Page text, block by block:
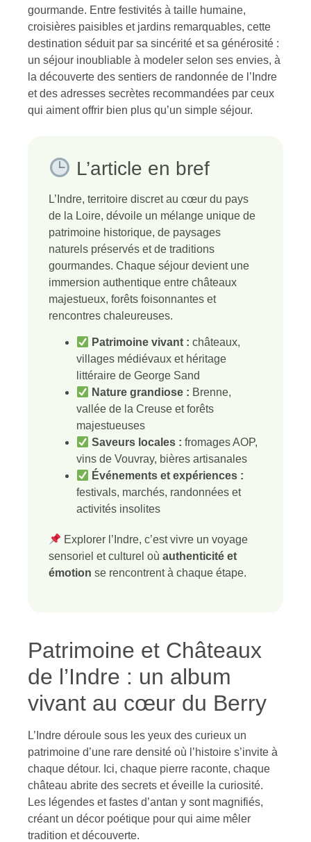
gourmande. Entre festivités à taille humaine,
croisières paisibles et jardins remarquables, cette
destination séduit par sa sincérité et sa générosité :
un séjour inoubliable à modeler selon ses envies, à
la découverte des sentiers de randonnée de l’Indre
et des adresses secrètes recommandées par ceux
qui aiment offrir bien plus qu’un simple séjour.
L’article en bref
L’Indre, territoire discret au cœur du pays
de la Loire, dévoile un mélange unique de
patrimoine historique, de paysages
naturels préservés et de traditions
gourmandes. Chaque séjour devient une
immersion authentique entre châteaux
majestueux, forêts foisonnantes et
rencontres chaleureuses.
Patrimoine vivant : châteaux,
villages médiévaux et héritage
littéraire de George Sand
Nature grandiose : Brenne,
vallée de la Creuse et forêts
majestueuses
Saveurs locales : fromages AOP,
vins de Vouvray, bières artisanales
Événements et expériences :
festivals, marchés, randonnées et
activités insolites
Explorer l’Indre, c’est vivre un voyage
sensoriel et culturel où authenticité et
émotion se rencontrent à chaque étape.
Patrimoine et Châteaux
de l’Indre : un album
vivant au cœur du Berry
L’Indre déroule sous les yeux des curieux un
patrimoine d’une rare densité où l’histoire s’invite à
chaque détour. Ici, chaque pierre raconte, chaque
château abrite des secrets et éveille la curiosité.
Les légendes et fastes d’antan y sont magnifiés,
créant un décor poétique pour qui aime mêler
tradition et découverte.